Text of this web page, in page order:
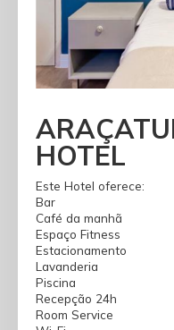
HOTEL
Este Hotel oferece:
Bar
Café da manhã
Espaço Fitness
Estacionamento
Lavanderia
Piscina
Recepção 24h
Room Service